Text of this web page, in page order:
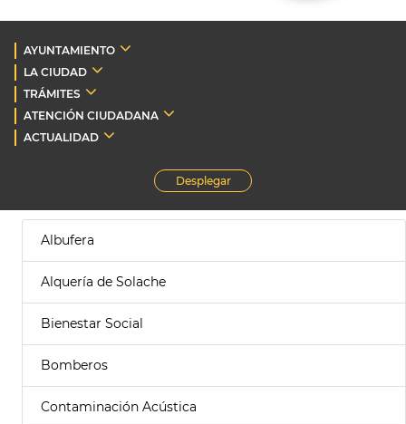
AYUNTAMIENTO
LA CIUDAD
TRÁMITES
ATENCIÓN CIUDADANA
ACTUALIDAD
Desplegar
Albufera
Alquería de Solache
Bienestar Social
Bomberos
Contaminación Acústica